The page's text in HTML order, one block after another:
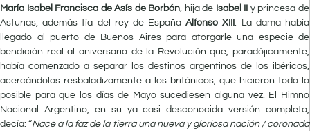
María Isabel Francisca de Asís de Borbón, hija de Isabel II
y princesa de
Asturias, además tía del rey de EspañaAlfonso XIII. La dama había
llegado al puerto de Buenos Aires para atorgarle una especie de
bendición real al aniversario de la Revolución que, paradójicamente,
había comenzado a separar los destinos argentinos de los ibéricos,
acercándolos resbaladizamente a los británicos, que hicieron todo lo
posible para que los días de Mayo sucediesen alguna vez. El Himno
Nacional Argentino, en su ya casi desconocida versión completa,
decía: “Nace a la faz de la tierra una nueva y gloriosa nación / coronada